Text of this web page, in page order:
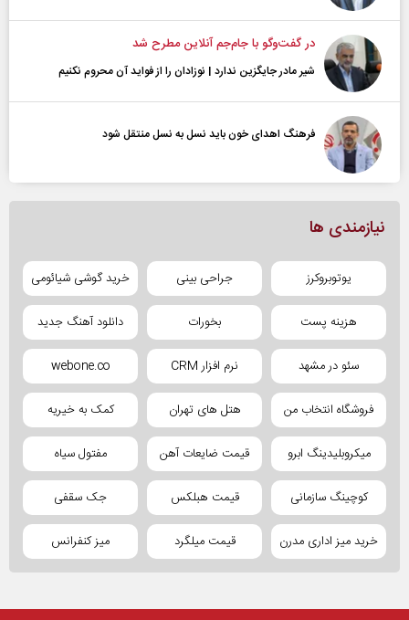
در گفت‌و‌گو با جام‌جم آنلاین مطرح شد
شیر مادر جایگزین ندارد | نوزادان را از فواید آن محروم نکنیم
فرهنگ اهدای خون باید نسل به نسل منتقل شود
نیازمندی ها
یوتوبروکرز جراحی بینی خرید گوشی شیائومی
هزینه پست بخورات دانلود آهنگ جدید
سئو در مشهد نرم افزار CRM webone.co
فروشگاه انتخاب من هتل های تهران کمک به خیریه
میکروبلیدینگ ابرو قیمت ضایعات آهن مفتول سیاه
کوچینگ سازمانی قیمت هبلکس جک سقفی
خرید میز اداری مدرن قیمت میلگرد میز کنفرانس